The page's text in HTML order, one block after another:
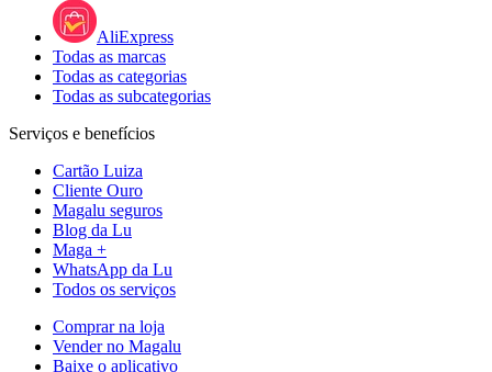
AliExpress
Todas as marcas
Todas as categorias
Todas as subcategorias
Serviços e benefícios
Cartão Luiza
Cliente Ouro
Magalu seguros
Blog da Lu
Maga +
WhatsApp da Lu
Todos os serviços
Comprar na loja
Vender no Magalu
Baixe o aplicativo